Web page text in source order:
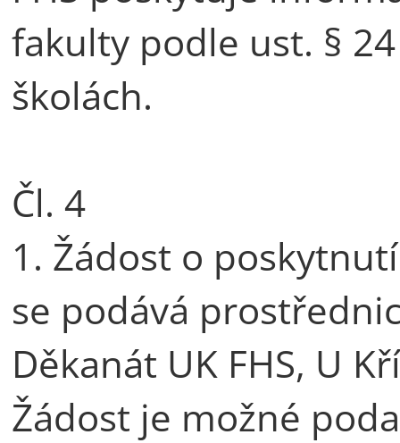
fakulty podle ust. §
školách.
Čl. 4
1. Žádost o
se podává
Děkanát UK FHS, U
Žádost je možné